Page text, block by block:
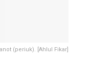
(periuk). [Ahlul Fikar]